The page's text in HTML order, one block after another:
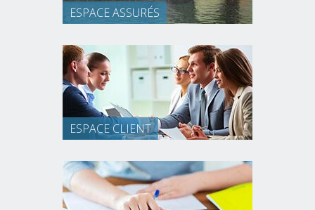
ESPACE ASSURÉS
ESPACE CLIENT